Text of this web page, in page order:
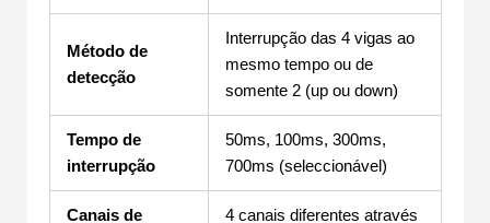
Método de
detecção
Interrupção das 4 vigas ao
mesmo tempo ou de
somente 2 (up ou down)
Tempo de
interrupção
50ms, 100ms, 300ms,
700ms (seleccionável)
Canais de 4 canais diferentes através